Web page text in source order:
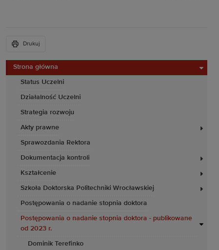
Strona główna
Status Uczelni
Działalność Uczelni
Strategia rozwoju
Akty prawne
Sprawozdania Rektora
Dokumentacja kontroli
Kształcenie
Szkoła Doktorska Politechniki Wrocławskiej
Postępowania o nadanie stopnia doktora
Postępowania o nadanie stopnia doktora - publikowane
od 2023 r.
Dominik Terefinko
Drukuj